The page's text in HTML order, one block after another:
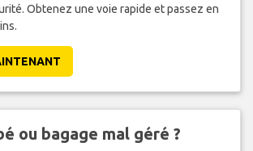
Obtenez une voie rapide et passez en
ou bagage mal géré ?